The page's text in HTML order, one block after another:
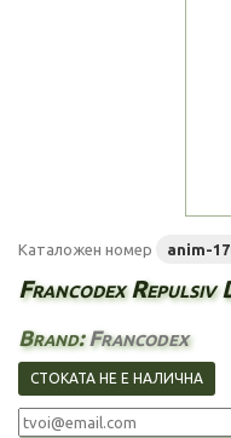
Каталожен номер anim-
Francodex
Brand:Francodex
СТОКАТА НЕ Е НАЛИЧНА